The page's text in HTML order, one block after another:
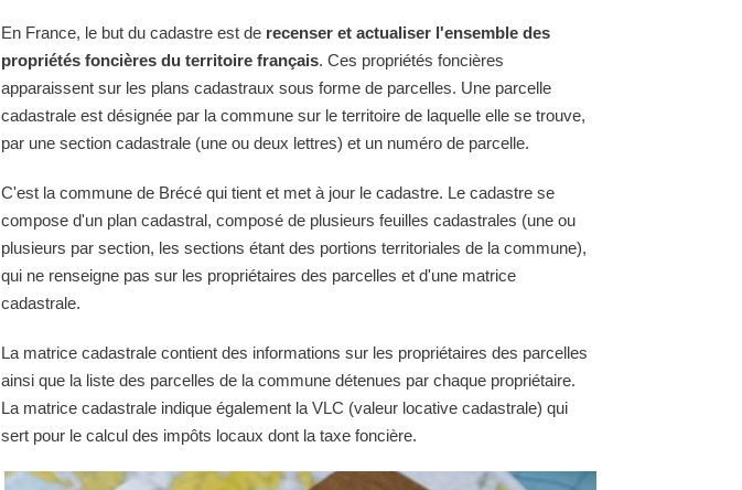
En France, le but du cadastre est de recenser et actualiser l'ensemble des
propriétés foncières du territoire français. Ces propriétés foncières
apparaissent sur les plans cadastraux sous forme de parcelles. Une parcelle
cadastrale est désignée par la commune sur le territoire de laquelle elle se trouve,
par une section cadastrale (une ou deux lettres) et un numéro de parcelle.
C'est la commune de Brécé qui tient et met à jour le cadastre. Le cadastre se
compose d'un plan cadastral, composé de plusieurs feuilles cadastrales (une ou
plusieurs par section, les sections étant des portions territoriales de la commune),
qui ne renseigne pas sur les propriétaires des parcelles et d'une matrice
cadastrale.
La matrice cadastrale contient des informations sur les propriétaires des parcelles
ainsi que la liste des parcelles de la commune détenues par chaque propriétaire.
La matrice cadastrale indique également la VLC (valeur locative cadastrale) qui
sert pour le calcul des impôts locaux dont la taxe foncière.